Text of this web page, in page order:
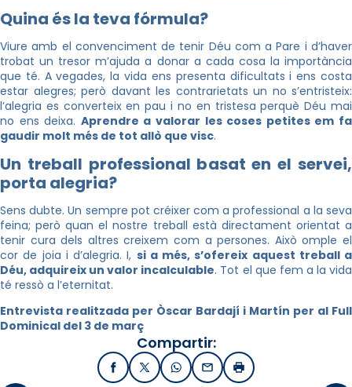
Quina és la teva fórmula?
Viure amb el convenciment de tenir Déu com a Pare i d’haver
trobat un tresor m’ajuda a donar a cada cosa la importància
que té. A vegades, la vida ens presenta dificultats i ens costa
estar alegres; però davant les contrarietats un no s’entristeix:
l’alegria es converteix en pau i no en tristesa perquè Déu mai
no ens deixa. Aprendre a valorar les coses petites em fa
gaudir molt més de tot allò que visc.
Un treball professional basat en el servei,
porta alegria?
Sens dubte. Un sempre pot créixer com a professional a la seva
feina; però quan el nostre treball està directament orientat a
tenir cura dels altres creixem com a persones. Això omple el
cor de joia i d’alegria. I, si a més, s’ofereix aquest treball a
Déu, adquireix un valor incalculable. Tot el que fem a la vida
té ressò a l’eternitat.
Entrevista realitzada per Òscar Bardají i Martín per al Full
Dominical del 3 de març
Compartir:
FacebookX / TwitterWhatsApp
EmailImprimir